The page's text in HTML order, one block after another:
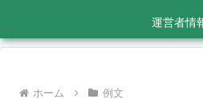
運営者情
ホーム 例文